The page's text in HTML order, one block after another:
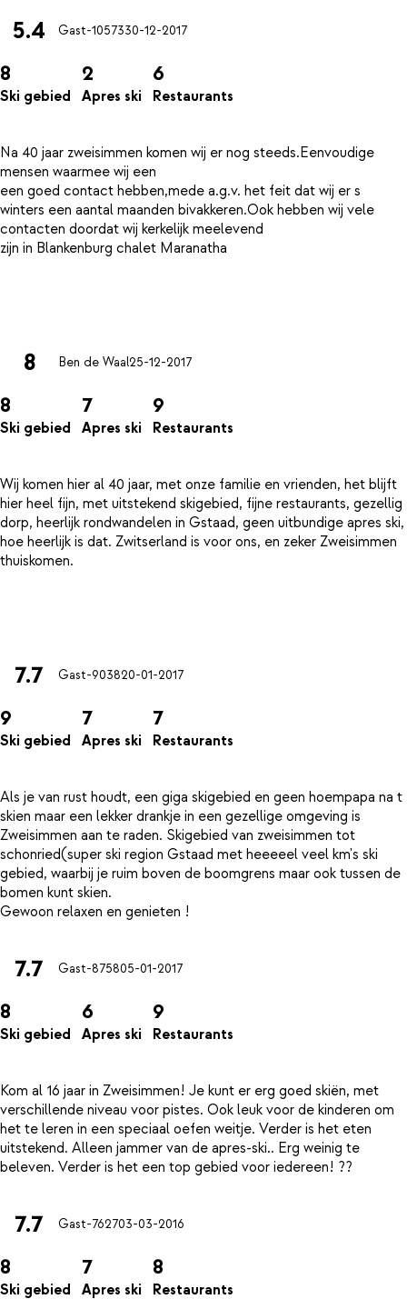
5.4 Gast-1057330-12-2017
8
Ski gebied
2
Apres ski
6
Restaurants
Na 40 jaar zweisimmen komen wij er nog steeds.Eenvoudige
mensen waarmee wij een
een goed contact hebben,mede a.g.v. het feit dat wij er s
winters een aantal maanden bivakkeren.Ook hebben wij vele
contacten doordat wij kerkelijk meelevend
zijn in Blankenburg chalet Maranatha
8 Ben de Waal25-12-2017
8
Ski gebied
7
Apres ski
9
Restaurants
Wij komen hier al 40 jaar, met onze familie en vrienden, het blijft
hier heel fijn, met uitstekend skigebied, fijne restaurants, gezellig
dorp, heerlijk rondwandelen in Gstaad, geen uitbundige apres ski,
hoe heerlijk is dat. Zwitserland is voor ons, en zeker Zweisimmen
thuiskomen.
7.7 Gast-903820-01-2017
9
Ski gebied
7
Apres ski
7
Restaurants
Als je van rust houdt, een giga skigebied en geen hoempapa na t
skien maar een lekker drankje in een gezellige omgeving is
Zweisimmen aan te raden. Skigebied van zweisimmen tot
schonried(super ski region Gstaad met heeeeel veel km's ski
gebied, waarbij je ruim boven de boomgrens maar ook tussen de
bomen kunt skien.
7.7 Gast-875805-01-2017
8
Ski gebied
6
Apres ski
9
Restaurants
Kom al 16 jaar in Zweisimmen! Je kunt er erg goed skiën, met
verschillende niveau voor pistes. Ook leuk voor de kinderen om
het te leren in een speciaal oefen weitje. Verder is het eten
uitstekend. Alleen jammer van de apres-ski.. Erg weinig te
7.7 Gast-762703-03-2016
8
Ski gebied
7
Apres ski
8
Restaurants